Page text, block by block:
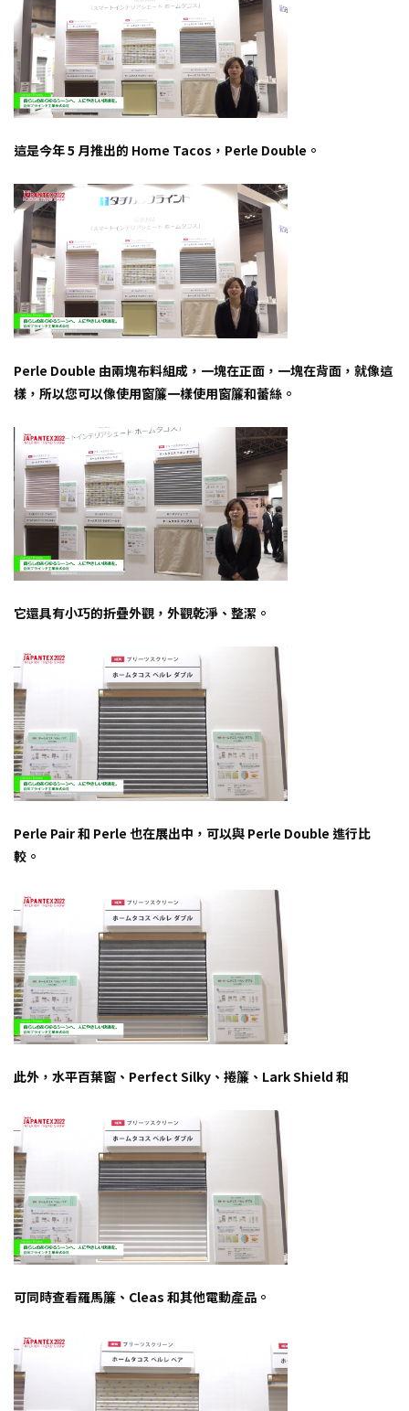
這是今年 5 月推出的 Home Tacos，Perle Double。
Perle Double 由兩塊布料組成，一塊在正面，一塊在背面，就像這
樣，所以您可以像使用窗簾一樣使用窗簾和蕾絲。
它還具有小巧的折疊外觀，外觀乾淨、整潔。
Perle Pair 和 Perle 也在展出中，可以與 Perle Double 進行比
較。
此外，水平百葉窗、Perfect Silky、捲簾、Lark Shield 和
可同時查看羅馬簾、Cleas 和其他電動產品。